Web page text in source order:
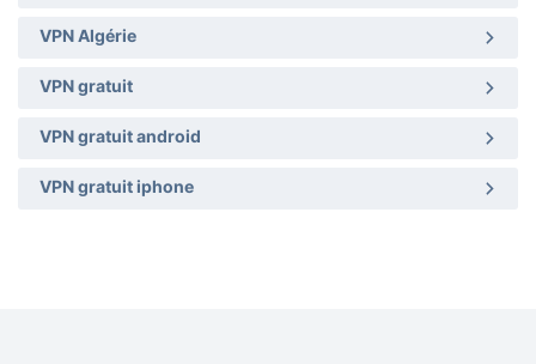
VPN Algérie
VPN gratuit
VPN gratuit android
VPN gratuit iphone